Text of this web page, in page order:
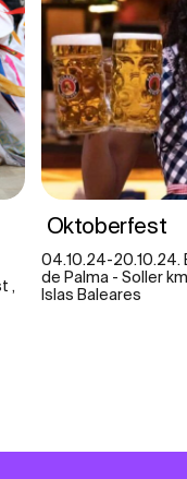
,
Oktoberfest
04.10.24-20.10.24.
de Palma - Soller
Islas Baleares